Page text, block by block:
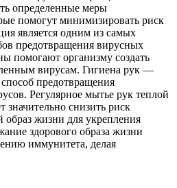
определенные меры
помогут минимизировать риск
является одним из самых
предотвращения вирусных
помогают организму создать
вирусам. Гигиена рук —
предотвращения
Регулярное мытье рук теплой
снизить риск
образ жизни для укрепления
здорового образа жизни
иммунитета, делая